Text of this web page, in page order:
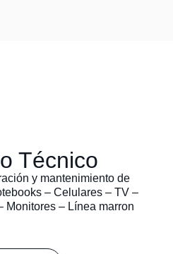
Técnico
y mantenimiento de
– Celulares – TV –
Monitores – Línea marron